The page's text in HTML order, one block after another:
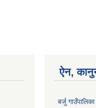
ऐन,
बर्जु